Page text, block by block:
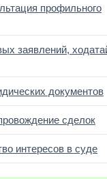
профильного
заявлений,
документов
сделок
интересов в суде